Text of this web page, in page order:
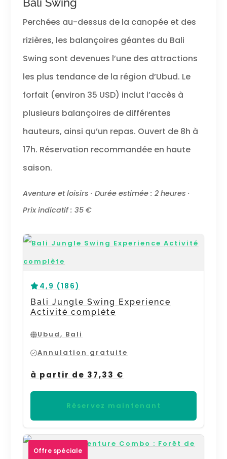
Perchées au-dessus de la canopée et des
rizières, les balançoires géantes du Bali
Swing sont devenues l’une des attractions
les plus tendance de la région d’Ubud. Le
forfait (environ 35 USD) inclut l’accès à
plusieurs balançoires de différentes
hauteurs, ainsi qu’un repas. Ouvert de 8h à
17h. Réservation recommandée en haute
saison.
Aventure et loisirs · Durée estimée : 2 heures ·
Prix indicatif : 35 €
4,9 (186)
Bali Jungle Swing Experience
Activité complète
Ubud, Bali
Annulation gratuite
à partir de 37,33 €
Réservez maintenant
Offre spéciale